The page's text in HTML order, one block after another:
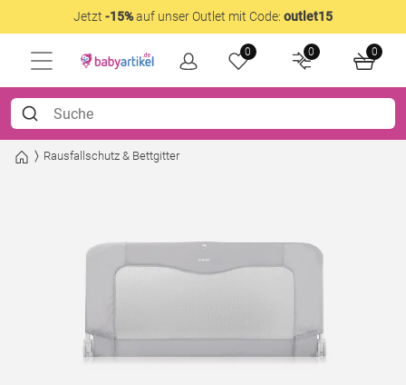
Jetzt -15%auf unser Outlet mit Code: outlet15
0 0 0
Rausfallschutz & Bettgitter